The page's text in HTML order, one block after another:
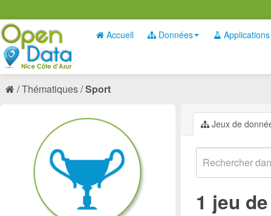
Accueil Données Applications
Thématiques Sport
Jeux de
1 jeu